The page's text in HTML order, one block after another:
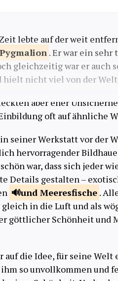
lebte auf der weit
Pygmalion . Er war ein
gleichzeitig war er auch
hielt nicht viel von der Welt
aber eher
oft auf ähnliche
seiner Werkstatt vor der
hervorragender
war, dass sich jeder
Details gestalten –
und Meeresfische .
in die Luft und als
göttlicher Schönheit und
auf die Idee, für seine
so unvollkommen und